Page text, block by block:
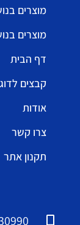
מוצרים
מוצרים
דף הבית
קבצים
אודות
צרו קשר
תקנון אתר